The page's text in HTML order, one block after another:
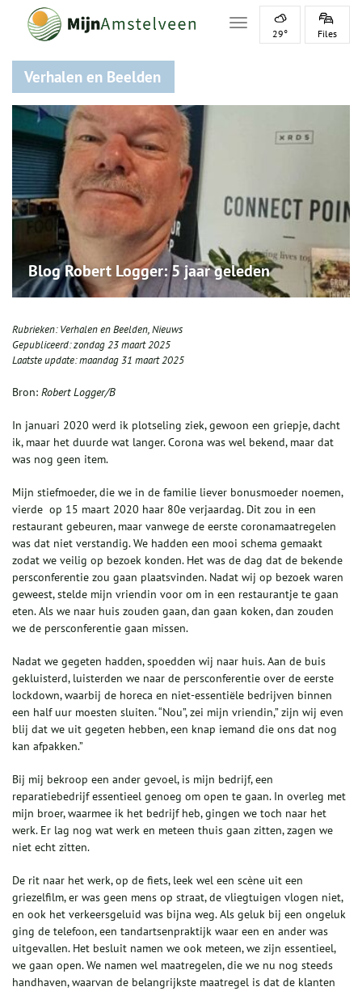
Toggle navigation
29° Files
Verhalen en Beelden
Blog Robert Logger: 5 jaar geleden
Rubrieken:Verhalen en Beelden,Nieuws
Gepubliceerd:zondag 23 maart 2025
Laatste update:maandag 31 maart 2025
Bron: Robert Logger/B
In januari 2020 werd ik plotseling ziek, gewoon een griepje, dacht
ik, maar het duurde wat langer. Corona was wel bekend, maar dat
was nog geen item.
Mijn stiefmoeder, die we in de familie liever bonusmoeder noemen,
vierde op 15 maart 2020 haar 80e verjaardag. Dit zou in een
restaurant gebeuren, maar vanwege de eerste coronamaatregelen
was dat niet verstandig. We hadden een mooi schema gemaakt
zodat we veilig op bezoek konden. Het was de dag dat de bekende
persconferentie zou gaan plaatsvinden. Nadat wij op bezoek waren
geweest, stelde mijn vriendin voor om in een restaurantje te gaan
eten. Als we naar huis zouden gaan, dan gaan koken, dan zouden
we de persconferentie gaan missen.
Nadat we gegeten hadden, spoedden wij naar huis. Aan de buis
gekluisterd, luisterden we naar de persconferentie over de eerste
lockdown, waarbij de horeca en niet-essentiële bedrijven binnen
een half uur moesten sluiten. “Nou”, zei mijn vriendin,” zijn wij even
blij dat we uit gegeten hebben, een knap iemand die ons dat nog
kan afpakken.”
Bij mij bekroop een ander gevoel, is mijn bedrijf, een
reparatiebedrijf essentieel genoeg om open te gaan. In overleg met
mijn broer, waarmee ik het bedrijf heb, gingen we toch naar het
werk. Er lag nog wat werk en meteen thuis gaan zitten, zagen we
niet echt zitten.
De rit naar het werk, op de fiets, leek wel een scène uit een
griezelfilm, er was geen mens op straat, de vliegtuigen vlogen niet,
en ook het verkeersgeluid was bijna weg. Als geluk bij een ongeluk
ging de telefoon, een tandartsenpraktijk waar een en ander was
uitgevallen. Het besluit namen we ook meteen, we zijn essentieel,
we gaan open. We namen wel maatregelen, die we nu nog steeds
handhaven, waarvan de belangrijkste maatregel is dat de klanten